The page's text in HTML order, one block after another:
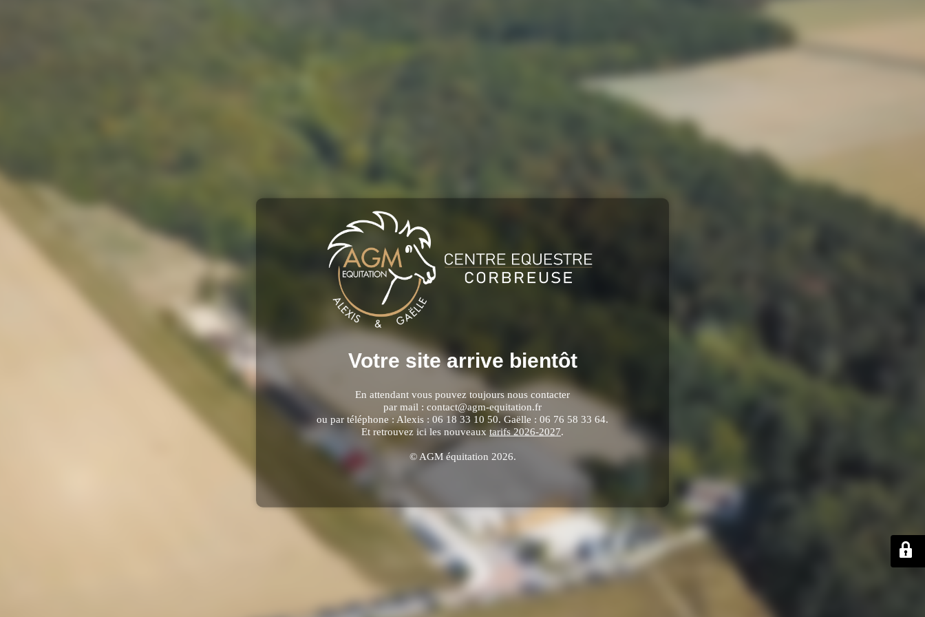
Votre site arrive bientôt
En attendant vous pouvez toujours nous contacter
par mail : contact@agm-equitation.fr
ou par téléphone : Alexis : 06 18 33 10 50. Gaëlle : 06 76 58 33 64.
Et retrouvez ici les nouveaux tarifs 2026-2027.
© AGM équitation 2026.